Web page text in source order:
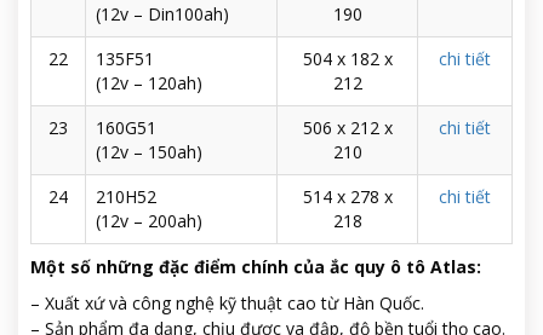
(12v – Din100ah)
190
22
135F51
(12v – 120ah)
504 x 182 x
212
chi tiết
23
160G51
(12v – 150ah)
506 x 212 x
210
chi tiết
24
210H52
(12v – 200ah)
514 x 278 x
218
chi tiết
Một số những đặc điểm chính của ắc quy ô tô Atlas:
– Xuất xứ và công nghệ kỹ thuật cao từ Hàn Quốc.
– Sản phẩm đa dạng, chịu được va đập, độ bền tuổi thọ cao.